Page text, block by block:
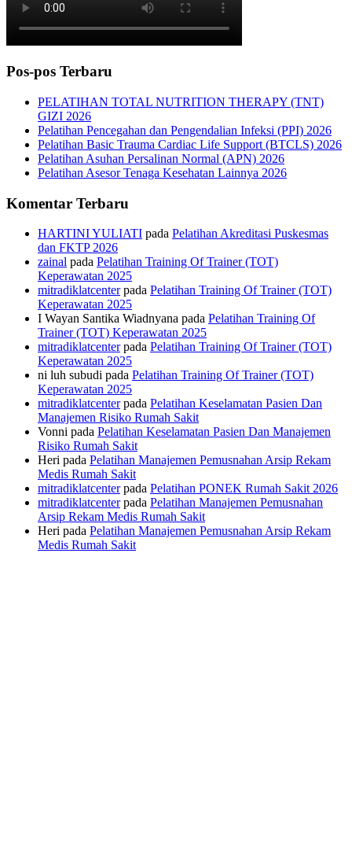
Pos-pos Terbaru
PELATIHAN TOTAL NUTRITION THERAPY (TNT)
GIZI 2026
Pelatihan Pencegahan dan Pengendalian Infeksi (PPI) 2026
Pelatihan Basic Trauma Cardiac Life Support (BTCLS) 2026
Pelatihan Asuhan Persalinan Normal (APN) 2026
Pelatihan Asesor Tenaga Kesehatan Lainnya 2026
Komentar Terbaru
HARTINI YULIATI pada Pelatihan Akreditasi Puskesmas
dan FKTP 2026
zainal pada Pelatihan Training Of Trainer (TOT)
Keperawatan 2025
mitradiklatcenterpada Pelatihan Training Of Trainer (TOT)
Keperawatan 2025
I Wayan Santika Wiadnyana pada Pelatihan Training Of
Trainer (TOT) Keperawatan 2025
mitradiklatcenterpada Pelatihan Training Of Trainer (TOT)
Keperawatan 2025
ni luh subudi pada Pelatihan Training Of Trainer (TOT)
Keperawatan 2025
mitradiklatcenterpada Pelatihan Keselamatan Pasien Dan
Manajemen Risiko Rumah Sakit
Vonni pada Pelatihan Keselamatan Pasien Dan Manajemen
Risiko Rumah Sakit
Heri pada Pelatihan Manajemen Pemusnahan Arsip Rekam
Medis Rumah Sakit
mitradiklatcenterpada Pelatihan PONEK Rumah Sakit 2026
mitradiklatcenterpada Pelatihan Manajemen Pemusnahan
Arsip Rekam Medis Rumah Sakit
Heri pada Pelatihan Manajemen Pemusnahan Arsip Rekam
Medis Rumah Sakit